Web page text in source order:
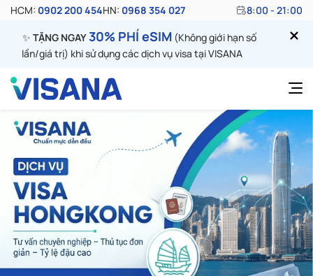
HCM: 0902 200 454HN: 0968 354 027 8:00 - 21:00
✨ TẶNG NGAY30% PHÍ eSIM (Không giới hạn số
lần/giá trị) khi sử dụng các dịch vụ visa tại VISANA